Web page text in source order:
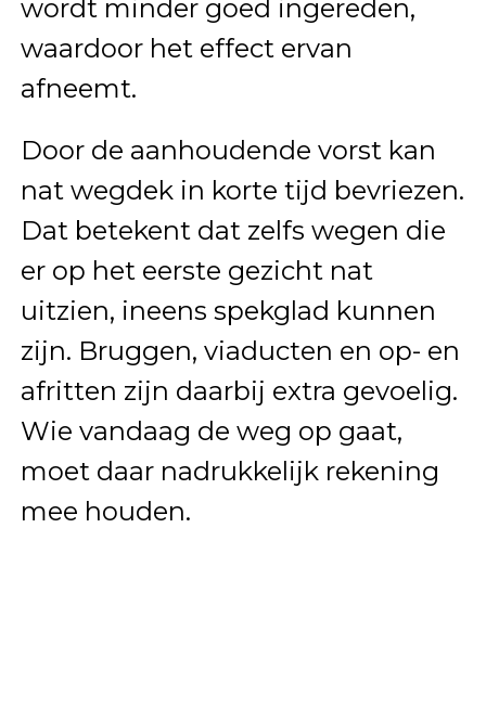
wordt minder goed ingereden,
waardoor het effect ervan
afneemt.
Door de aanhoudende vorst kan
nat wegdek in korte tijd bevriezen.
Dat betekent dat zelfs wegen die
er op het eerste gezicht nat
uitzien, ineens spekglad kunnen
zijn. Bruggen, viaducten en op- en
afritten zijn daarbij extra gevoelig.
Wie vandaag de weg op gaat,
moet daar nadrukkelijk rekening
mee houden.